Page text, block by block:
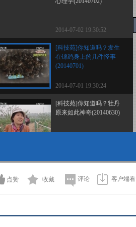
2014-07-02 19:30:52
[科技苑]你知道吗？发生
在锦鸡身上的几件怪事
(20140701)
2014-07-01 19:30:24
[科技苑]你知道吗？牡丹
原来如此神奇(20140630)
2014-06-27 19:13:30
[科技苑]养鱼就为种好菜
点赞 收藏 评论 客户端看